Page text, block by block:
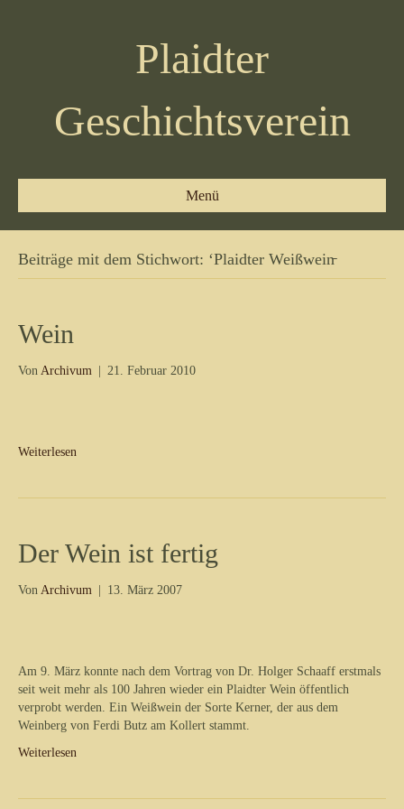
Plaidter
Geschichtsverein
Menü
Beiträge mit dem Stichwort: ‘Plaidter Weißwein̵
Wein
Von Archivum 21. Februar 2010
Weiterlesen
Der Wein ist fertig
Von Archivum 13. März 2007
Am 9. März konnte nach dem Vortrag von Dr. Holger Schaaff erstmals
seit weit mehr als 100 Jahren wieder ein Plaidter Wein öffentlich
verprobt werden. Ein Weißwein der Sorte Kerner, der aus dem
Weinberg von Ferdi Butz am Kollert stammt.
Weiterlesen